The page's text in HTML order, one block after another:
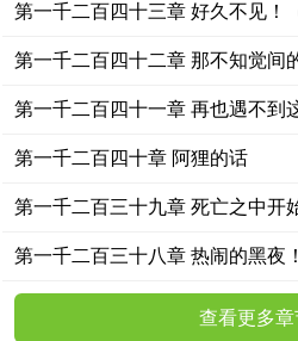
第一千二百四十三章 好久不见！
第一千二百四十二章 那不知觉间
第一千二百四十一章 再也遇不到
第一千二百四十章 阿狸的话
第一千二百三十九章 死亡之中开
第一千二百三十八章 热闹的黑夜！
查看更多章